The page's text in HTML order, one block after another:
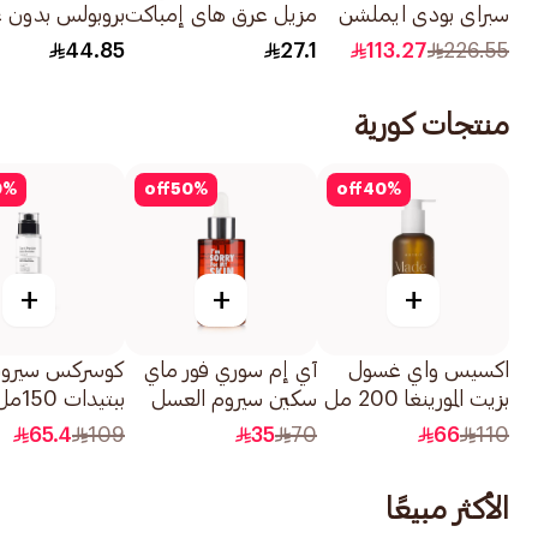
سبراي بودي ايملشن
اس بي اف
226.55
113.27
مزيل عرق هاي إمباكت
وورك آوت 150مل
27.1
بروبولس بدون
50مل
44.85
منتجات كورية
40%
off
+
اكسيس واي غسول
بزيت المورينغا 200 مل
110
66
50%
off
+
آي إم سوري فور ماي
سكين سيروم العسل
لتبييض البشرة 30مل
70
35
%
+
ببتيدات 150مل
109
65.4
الأكثر مبيعًا